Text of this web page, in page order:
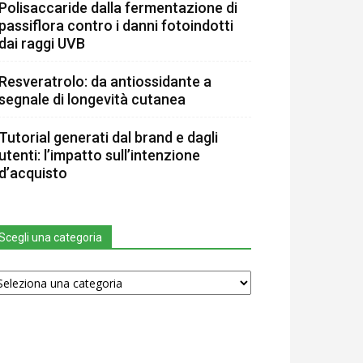
Polisaccaride dalla fermentazione di
passiflora contro i danni fotoindotti
dai raggi UVB
Resveratrolo: da antiossidante a
di longevità cutanea
Tutorial generati dal brand e dagli
utenti: l’impatto sull’intenzione
d’acquisto
una categoria